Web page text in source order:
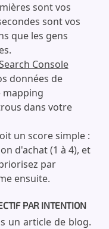
sont vos
sont vos
que les gens
Console
données de
mapping
dans votre
un score simple :
d'achat (1 à 4), et
par
ensuite.
PAR INTENTION
un article de blog.